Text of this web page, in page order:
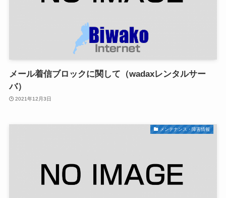
メール着信ブロックに関して（wadaxレンタルサー
バ）
2021年12月3日
メンテナンス・障害情報